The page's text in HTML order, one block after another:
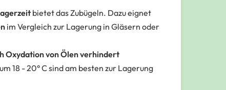
bietet das Zubügeln. Dazu eignet
im Vergleich zur Lagerung in Gläsern oder
Oxydation von Ölen verhindert
18 - 20° C sind am besten zur Lagerung